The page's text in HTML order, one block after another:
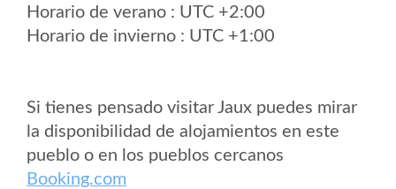
Horario de verano : UTC +2:00
Horario de invierno : UTC +1:00
Si tienes pensado visitar Jaux puedes mirar
la disponibilidad de alojamientos en este
pueblo o en los pueblos cercanos
Booking.com